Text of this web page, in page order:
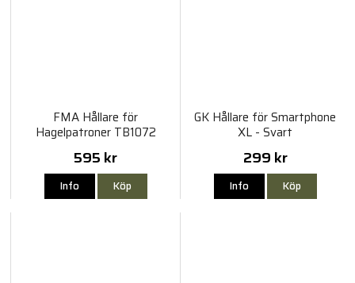
FMA Hållare för
Hagelpatroner TB1072
595 kr
Info Köp
GK Hållare för Smartphone
XL - Svart
299 kr
Info Köp